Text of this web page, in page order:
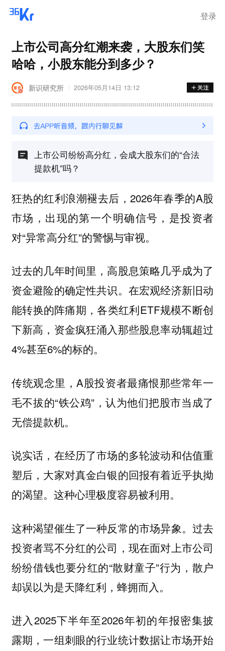
登录
上市公司高分红潮来袭，大股东们笑
哈哈，小股东能分到多少？
新识研究所 2026年05月14日 13:12
上市公司纷纷高分红，会成大股东们的“合法
提款机”吗？
狂热的红利浪潮褪去后，2026年春季的A股
市场，出现的第一个明确信号，是投资者
对“异常高分红”的警惕与审视。
过去的几年时间里，高股息策略几乎成为了
资金避险的确定性共识。在宏观经济新旧动
能转换的阵痛期，各类红利ETF规模不断创
下新高，资金疯狂涌入那些股息率动辄超过
4%甚至6%的标的。
传统观念里，A股投资者最痛恨那些常年一
毛不拔的“铁公鸡”，认为他们把股市当成了
无偿提款机。
说实话，在经历了市场的多轮波动和估值重
塑后，大家对真金白银的回报有着近乎执拗
的渴望。这种心理极度容易被利用。
这种渴望催生了一种反常的市场异象。过去
投资者骂不分红的公司，现在面对上市公司
纷纷借钱也要分红的“散财童子”行为，散户
却误以为是天降红利，蜂拥而入。
进入2025下半年至2026年初的年报密集披
露期，一组刺眼的行业统计数据让市场开始